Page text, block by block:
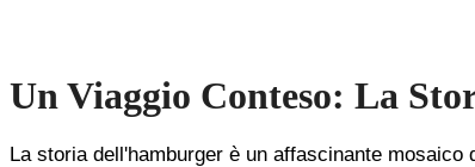
Un Viaggio Conteso: La
La storia dell'hamburger è un affascinante